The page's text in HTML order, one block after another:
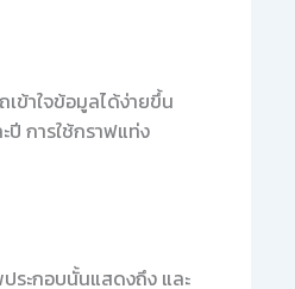
ข้าใจข้อมูลได้ง่ายขึ้น
การใช้กราฟแท่ง
ระกอบนั้นแสดงถึง และ